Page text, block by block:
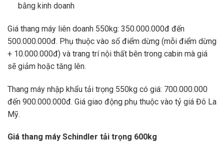
bằng kinh doanh
Giá thang máy liên doanh 550kg: 350.000.000đ đến
500.000.000đ. Phụ thuộc vào số điểm dừng (mỗi điểm dừng
+ 10.000.000đ) và trang trí nội thất bên trong cabin mà giá
sẽ giảm hoặc tăng lên.
Thang máy nhập khẩu tải trọng 550kg có giá: 700.000.000
đến 900.000.000đ. Giá giao động phụ thuộc vào tỷ giá Đô La
Mỹ.
Giá thang máy Schindler tải trọng 600kg